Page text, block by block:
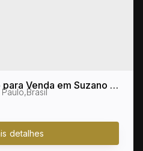
Venda em Suzano /
Vila Urupês
,Brasil